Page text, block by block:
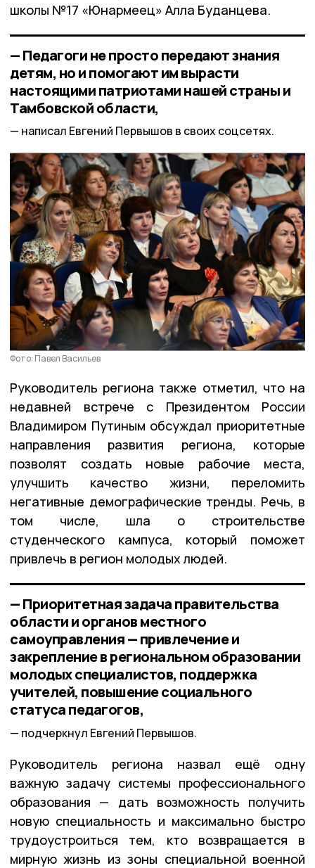
школы №17 «Юнармеец» Алла Буданцева.
— Педагоги не просто передают знания
детям, но и помогают им вырасти
настоящими патриотами нашей страны и
Тамбовской области,
написал Евгений Первышов в своих соцсетях.
Фото: Павел Васильев
Руководитель региона также отметил, что на
недавней встрече с Президентом России
Владимиром Путиным обсуждал приоритетные
направления развития региона, которые
позволят создать новые рабочие места,
улучшить качество жизни, переломить
негативные демографические тренды. Речь, в
том числе, шла о строительстве
студенческого кампуса, который поможет
привлечь в регион молодых людей.
— Приоритетная задача правительства
области и органов местного
самоуправления — привлечение и
закрепление в региональном образовании
молодых специалистов, поддержка
учителей, повышение социального
статуса педагогов,
подчеркнул Евгений Первышов.
Руководитель региона назвал ещё одну
важную задачу системы профессионального
образования — дать возможность получить
новую специальность и максимально быстро
трудоустроиться тем, кто возвращается в
мирную жизнь из зоны специальной военной